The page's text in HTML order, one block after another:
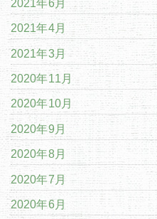
2021年6月
2021年4月
2021年3月
2020年11月
2020年10月
2020年9月
2020年8月
2020年7月
2020年6月